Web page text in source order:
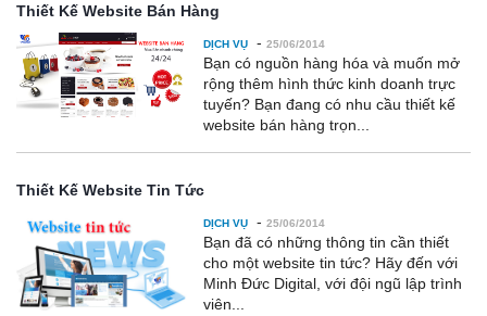
Thiết Kế Website Bán Hàng
DỊCH VỤ - 25/06/2014
Bạn có nguồn hàng hóa và muốn mở
rộng thêm hình thức kinh doanh trực
tuyến? Bạn đang có nhu cầu thiết kế
website bán hàng trọn...
Thiết Kế Website Tin Tức
DỊCH VỤ - 25/06/2014
Bạn đã có những thông tin cần thiết
cho một website tin tức? Hãy đến với
Minh Đức Digital, với đội ngũ lập trình
viên...